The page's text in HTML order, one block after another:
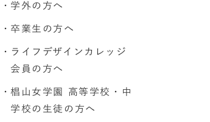
学外の方へ
卒業生の方へ
ライフデザインカレッジ
会員の方へ
椙山女学園 高等学校・中
学校の生徒の方へ